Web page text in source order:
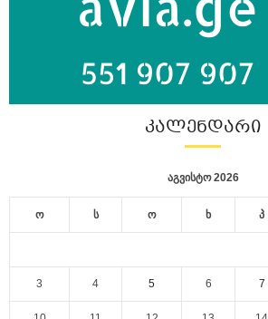
ᲙᲐᲚᲔᲜᲓᲐᲠᲘ
აგვისტო 2026
ო ს ო ხ პ
3 4 5 6 7